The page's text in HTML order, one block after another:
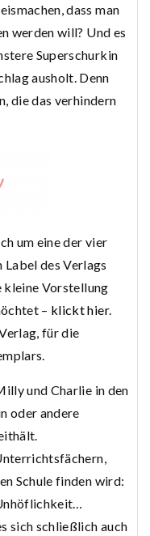
dass man
werden will? Und es
Superschurkin
ausholt. Denn
die das verhindern
um eine der vier
Label des Verlags
kleine Vorstellung
– klickt hier.
für die
und Charlie in den
oder andere
Schule finden wird:
sich schließlich auch